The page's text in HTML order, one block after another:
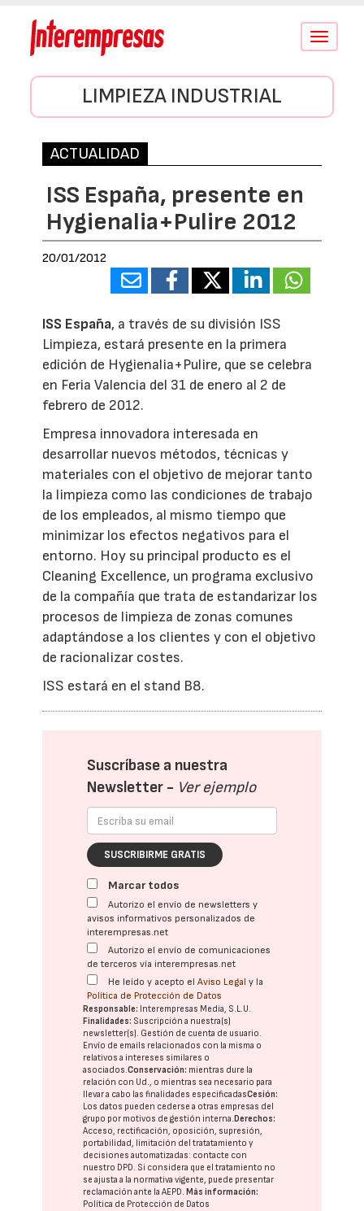
Conmutar
LIMPIEZA INDUSTRIAL
ACTUALIDAD
ISS España, presente en
Hygienalia+Pulire 2012
20/01/2012
ISS España, a través de su división ISS
Limpieza, estará presente en la primera
edición de Hygienalia+Pulire, que se celebra
en Feria Valencia del 31 de enero al 2 de
febrero de 2012.
Empresa innovadora interesada en
desarrollar nuevos métodos, técnicas y
materiales con el objetivo de mejorar tanto
la limpieza como las condiciones de trabajo
de los empleados, al mismo tiempo que
minimizar los efectos negativos para el
entorno. Hoy su principal producto es el
Cleaning Excellence, un programa exclusivo
de la compañía que trata de estandarizar los
procesos de limpieza de zonas comunes
adaptándose a los clientes y con el objetivo
de racionalizar costes.
ISS estará en el stand B8.
Suscríbase a nuestra
Newsletter - Ver ejemplo
SUSCRIBIRME GRATIS
Marcar todos
Autorizo el envío de newsletters y
avisos informativos personalizados de
interempresas.net
Autorizo el envío de comunicaciones
de terceros vía interempresas.net
He leído y acepto elAviso Legal y la
Política de Protección de Datos
Responsable: Interempresas Media, S.L.U.
Finalidades: Suscripción a nuestra(s)
newsletter(s). Gestión de cuenta de usuario.
Envío de emails relacionados con la misma o
relativos a intereses similares o
asociados.Conservación: mientras dure la
relación con Ud., o mientras sea necesario para
llevar a cabo las finalidades especificadasCesión:
Los datos pueden cederse a otras empresas del
grupo por motivos de gestión interna. Derechos:
Acceso, rectificación, oposición, supresión,
portabilidad, limitación del tratatamiento y
decisiones automatizadas: contacte con
nuestro DPD. Si considera que el tratamiento no
se ajusta a la normativa vigente, puede presentar
reclamación ante laAEPD. Más información:
Política de Protección de Datos